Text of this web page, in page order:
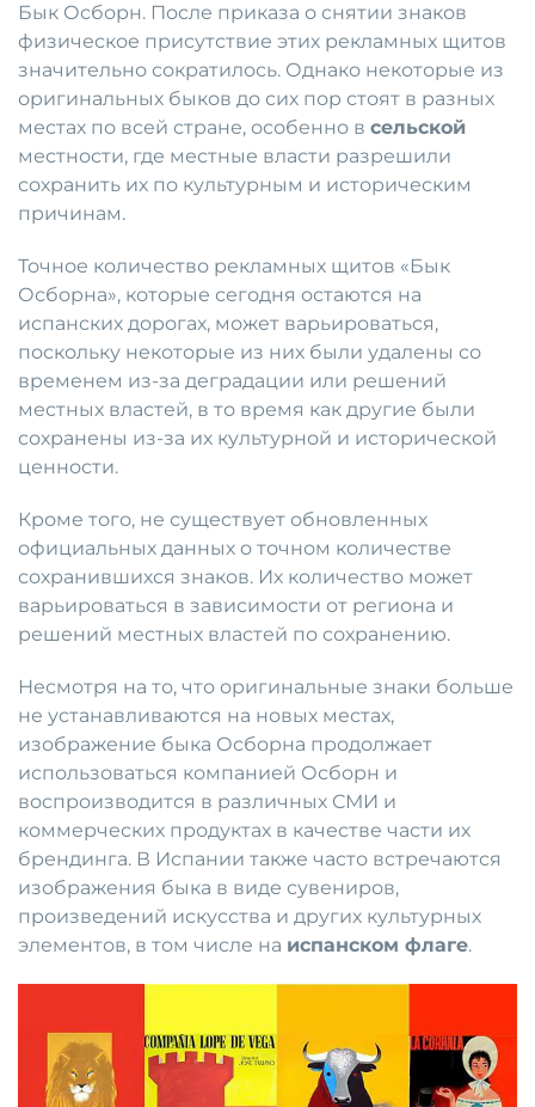
Бык Осборн. После приказа о снятии знаков
физическое присутствие этих рекламных щитов
значительно сократилось. Однако некоторые из
оригинальных быков до сих пор стоят в разных
местах по всей стране, особенно в сельской
местности, где местные власти разрешили
сохранить их по культурным и историческим
причинам.
Точное количество рекламных щитов «Бык
Осборна», которые сегодня остаются на
испанских дорогах, может варьироваться,
поскольку некоторые из них были удалены со
временем из-за деградации или решений
местных властей, в то время как другие были
сохранены из-за их культурной и исторической
ценности.
Кроме того, не существует обновленных
официальных данных о точном количестве
сохранившихся знаков. Их количество может
варьироваться в зависимости от региона и
решений местных властей по сохранению.
Несмотря на то, что оригинальные знаки больше
не устанавливаются на новых местах,
изображение быка Осборна продолжает
использоваться компанией Осборн и
воспроизводится в различных СМИ и
коммерческих продуктах в качестве части их
брендинга. В Испании также часто встречаются
изображения быка в виде сувениров,
произведений искусства и других культурных
элементов, в том числе на испанском флаге.